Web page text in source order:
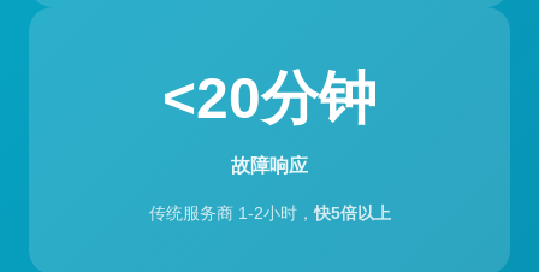
<20分钟
故障响应
传统服务商 1-2小时，快5倍以上